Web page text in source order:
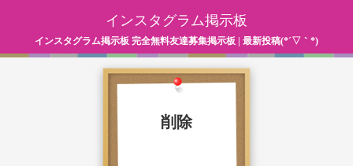
インスタグラム掲示板
インスタグラム掲示板 完全無料友達募集掲示板 | 最新投稿(*´▽｀*)
削除